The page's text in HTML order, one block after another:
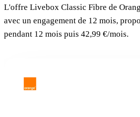
L'offre Livebox Classic Fibre de
avec un engagement de 12 mois,
pendant 12 mois puis 42,99 €/mois.